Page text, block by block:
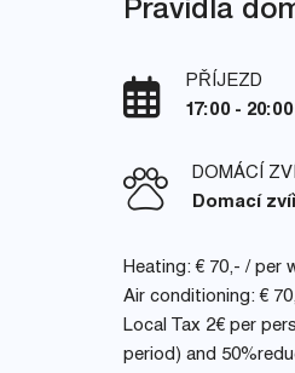
Pravidla
PŘÍJEZD
17:00 - 20:00
DOMÁCÍ
Domací
Heating: € 70,- / per
Air conditioning: €
Local Tax 2€ per
period) and